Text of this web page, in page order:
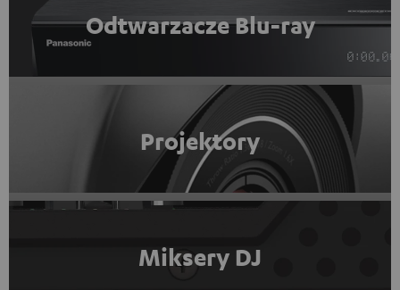
Odtwarzacze Blu-ray
Projektory
Miksery DJ